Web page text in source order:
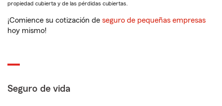
propiedad cubierta y de las pérdidas cubiertas.
¡Comience su cotización de seguro de pequeñas empresas
hoy mismo!
Seguro de vida